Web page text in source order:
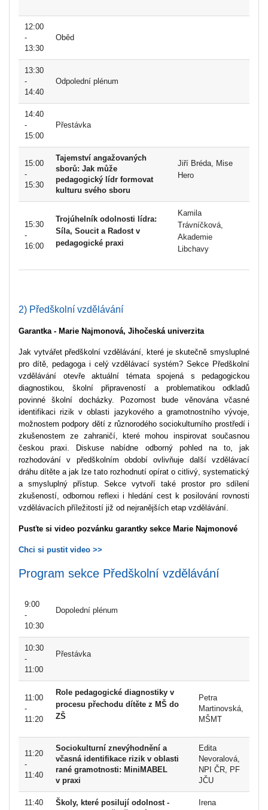
12:00
-
13:30
Oběd
13:30
-
14:40
Odpolední plénum
14:40
-
15:00
Přestávka
15:00
-
15:30
Tajemství angažovaných
sborů: Jak může
pedagogický lídr formovat
kulturu svého sboru
Jiří Bréda, Mise
Hero
15:30
-
16:00
Trojúhelník odolnosti lídra:
Síla, Soucit a Radost v
pedagogické praxi
Kamila
Trávníčková,
Akademie
Libchavy
2) Předškolní vzdělávání
Garantka - Marie Najmonová, Jihočeská univerzita
Jak vytvářet předškolní vzdělávání, které je skutečně smysluplné
pro dítě, pedagoga i celý vzdělávací systém? Sekce Předškolní
vzdělávání otevře aktuální témata spojená s pedagogickou
diagnostikou, školní připraveností a problematikou odkladů
povinné školní docházky. Pozornost bude věnována včasné
identifikaci rizik v oblasti jazykového a gramotnostního vývoje,
možnostem podpory dětí z různorodého sociokulturního prostředí i
zkušenostem ze zahraničí, které mohou inspirovat současnou
českou praxi. Diskuse nabídne odborný pohled na to, jak
rozhodování v předškolním období ovlivňuje další vzdělávací
dráhu dítěte a jak lze tato rozhodnutí opírat o citlivý, systematický
a smysluplný přístup. Sekce vytvoří také prostor pro sdílení
zkušeností, odbornou reflexi i hledání cest k posilování rovnosti
vzdělávacích příležitostí již od nejranějších etap vzdělávání.
Pusťte si video pozvánku garantky sekce Marie Najmonové
Chci si pustit video >>
Program sekce Předškolní vzdělávání
9:00
-
10:30
Dopolední plénum
10:30
-
11:00
Přestávka
11:00
-
11:20
Role pedagogické diagnostiky v
procesu přechodu dítěte z MŠ do
ZŠ
Petra
Martinovská,
MŠMT
11:20
-
11:40
Sociokulturní znevýhodnění a
včasná identifikace rizik v oblasti
rané gramotnosti: MiniMABEL
v praxi
Edita
Nevoralová,
NPI ČR, PF
JČU
11:40
Školy, které posilují odolnost -
Irena